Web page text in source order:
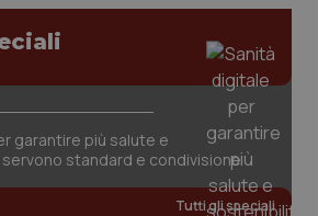
garantire più salute e
standard e condivisione
Tutti gli speciali